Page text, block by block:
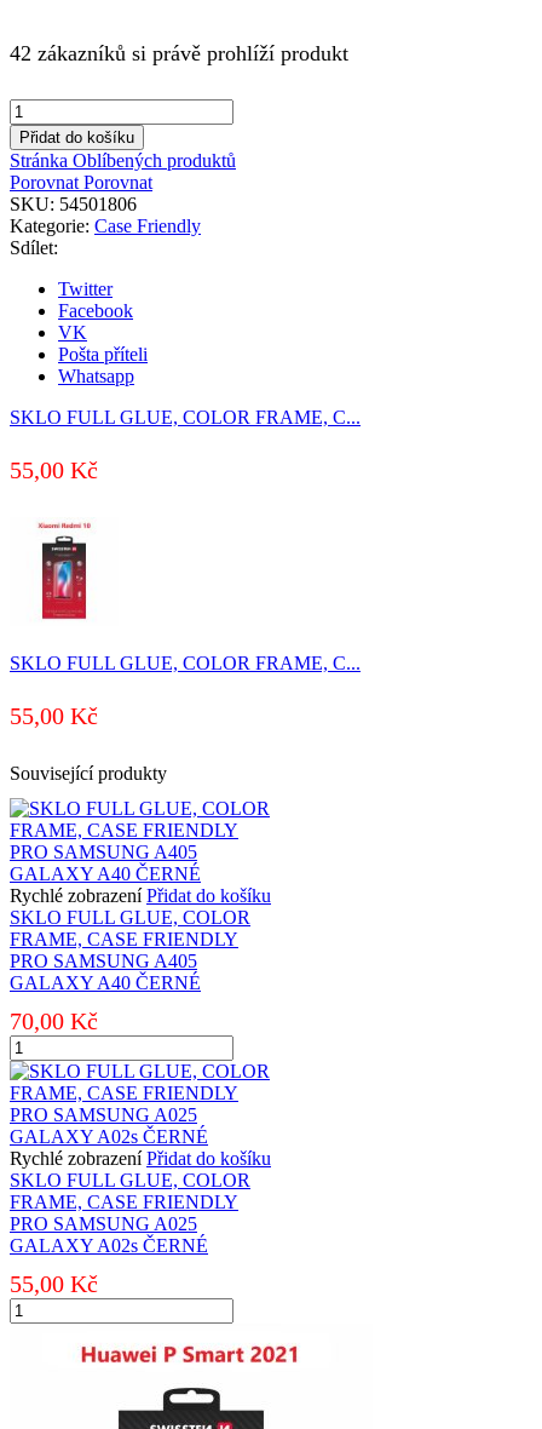
42 zákazníků si právě prohlíží produkt
SKLO
FULL
GLUE,
COLOR
FRAME,
CASE
FRIENDLY
PRO
SAMSUNG
A037
GALAXY
A03s
ČERNÉ
množství
Přidat do košíku
Stránka Oblíbených produktů
Porovnat Porovnat
SKU: 54501806
Kategorie: Case Friendly
Sdílet:
Twitter
Facebook
VK
Pošta příteli
Whatsapp
SKLO FULL GLUE, COLOR FRAME, C...
55,00 Kč
SKLO FULL GLUE, COLOR FRAME, C...
55,00 Kč
Související produkty
Rychlé zobrazení Přidat do košíku
SKLO FULL GLUE, COLOR
FRAME, CASE FRIENDLY
PRO SAMSUNG A405
GALAXY A40 ČERNÉ
70,00 Kč
SKLO
FULL
GLUE,
COLOR
FRAME,
CASE
FRIENDLY
PRO
SAMSUNG
A405
A40
ČERNÉ
množství
Rychlé zobrazení Přidat do košíku
SKLO FULL GLUE, COLOR
FRAME, CASE FRIENDLY
PRO SAMSUNG A025
GALAXY A02s ČERNÉ
55,00 Kč
SKLO
FULL